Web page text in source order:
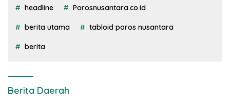
headline Porosnusantara.co.id
berita utama tabloid poros nusantara
berita
Berita Daerah